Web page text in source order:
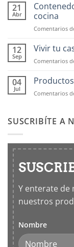
21
Abr
cocina
Comentarios
12
Sep
Vivir tu
Comentarios
04
Jul
Comentarios
SUSCRIBÍTE A
Y enterate de
nuestros
Nombre